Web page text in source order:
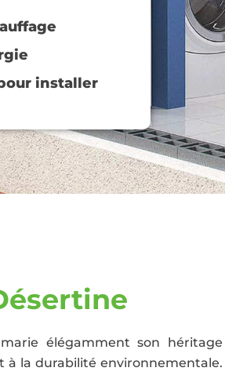
installer
élégamment son héritage
à la durabilité environnementale.